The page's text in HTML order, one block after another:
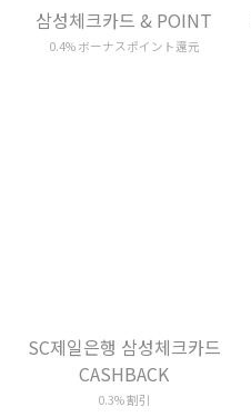
SC제일은행 삼성체크카드
CASHBACK
0.3% 割引